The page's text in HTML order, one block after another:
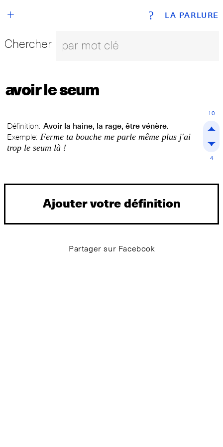
LA PARLURE
+ ?
Chercher
avoir le seum
Définition: Avoir la haine, la rage, être vénère.
Exemple: Ferme ta bouche me parle même plus j'ai
trop le seum là !
10
4
Ajouter votre définition
Partager sur Facebook